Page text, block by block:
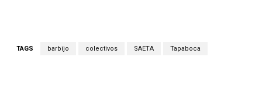
TAGS barbijo colectivos SAETA Tapaboca